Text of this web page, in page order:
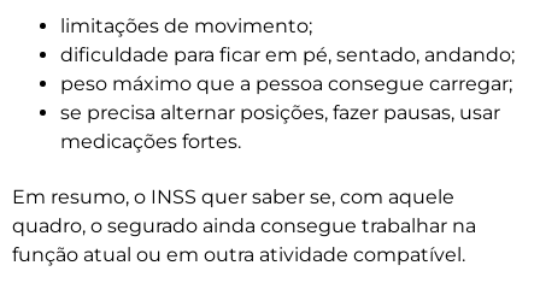
limitações de movimento;
dificuldade para ficar em pé, sentado, andando;
peso máximo que a pessoa consegue carregar;
se precisa alternar posições, fazer pausas, usar
medicações fortes.
Em resumo, o INSS quer saber se, com aquele
quadro, o segurado ainda consegue trabalhar na
função atual ou em outra atividade compatível.